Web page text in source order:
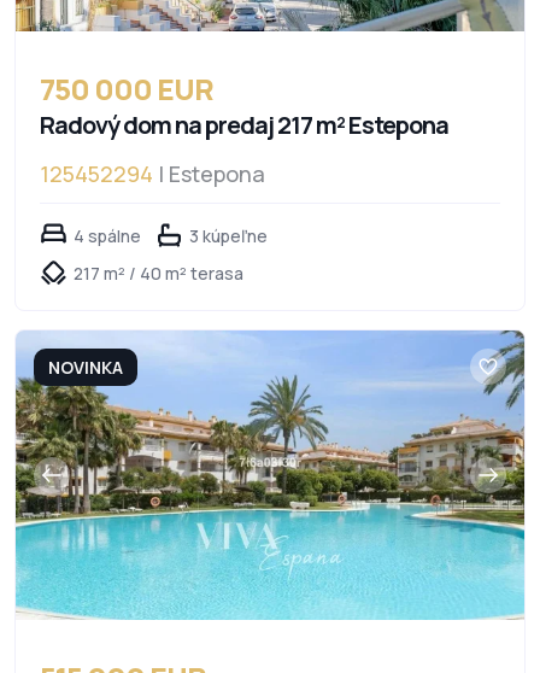
750 000 EUR
Radový dom na predaj 217 m² Estepona
125452294 | Estepona
4 spálne
3 kúpeľne
217 m² / 40 m² terasa
NOVINKA